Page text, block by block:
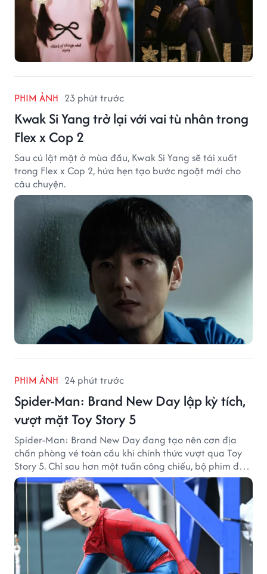
PHIM ẢNH 23 phút trước
Kwak Si Yang trở lại với vai tù nhân trong
Flex x Cop 2
Sau cú lật mặt ở mùa đầu, Kwak Si Yang sẽ tái xuất
trong Flex x Cop 2, hứa hẹn tạo bước ngoặt mới cho
câu chuyện.
PHIM ẢNH 24 phút trước
Spider-Man: Brand New Day lập kỳ tích,
vượt mặt Toy Story 5
Spider-Man: Brand New Day đang tạo nên cơn địa
chấn phòng vé toàn cầu khi chính thức vượt qua Toy
Story 5. Chỉ sau hơn một tuần công chiếu, bộ phim đã
thu về hơn 30.000 tỷ đồng và trở thành tác phẩm ăn
khách nhất năm 2026.